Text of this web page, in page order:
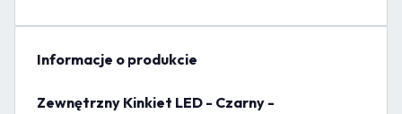
informacje o produkcie
Zewnętrzny Kinkiet LED - Czarny -